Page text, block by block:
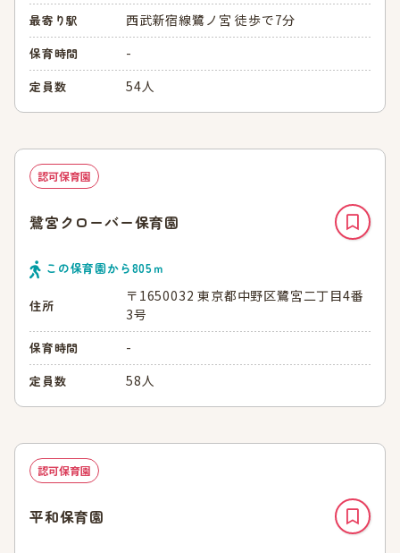
最寄り駅 西武新宿線鷺ノ宮 徒歩で7分
保育時間 -
定員数 54人
認可保育園
鷺宮クローバー保育園
この保育園から805ｍ
住所
〒1650032 東京都中野区鷺宮二丁目4番
3号
保育時間 -
定員数 58人
認可保育園
平和保育園